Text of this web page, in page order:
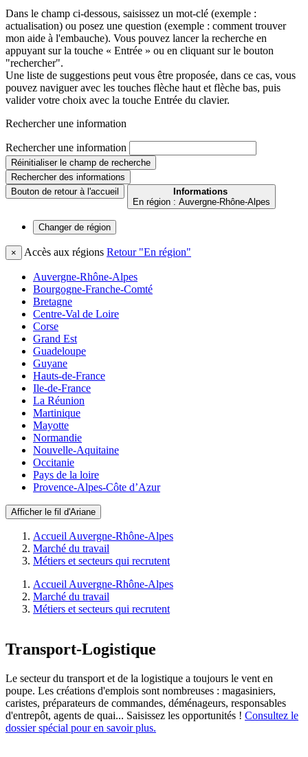
Dans le champ ci-dessous, saisissez un mot-clé (exemple :
actualisation) ou posez une question (exemple : comment trouver
mon aide à l'embauche). Vous pouvez lancer la recherche en
appuyant sur la touche « Entrée » ou en cliquant sur le bouton
"rechercher".
Une liste de suggestions peut vous être proposée, dans ce cas, vous
pouvez naviguer avec les touches flèche haut et flèche bas, puis
valider votre choix avec la touche Entrée du clavier.
Rechercher une information
Rechercher une information
Réinitialiser le champ de recherche
Rechercherdes informations
Bouton de retour à l'accueil
Informations
En région : Auvergne-Rhône-Alpes
Changer de région
× Accès aux régions Retour "En région"
Auvergne-Rhône-Alpes
Bourgogne-Franche-Comté
Bretagne
Centre-Val de Loire
Corse
Grand Est
Guadeloupe
Guyane
Hauts-de-France
Ile-de-France
La Réunion
Martinique
Mayotte
Normandie
Nouvelle-Aquitaine
Occitanie
Pays de la loire
Provence-Alpes-Côte d’Azur
Afficher le fil d'Ariane
Accueil Auvergne-Rhône-Alpes
Marché du travail
Métiers et secteurs qui recrutent
Accueil Auvergne-Rhône-Alpes
Marché du travail
Métiers et secteurs qui recrutent
Transport-Logistique
Le secteur du transport et de la logistique a toujours le vent en
poupe. Les créations d'emplois sont nombreuses : magasiniers,
caristes, préparateurs de commandes, déménageurs, responsables
d'entrepôt, agents de quai... Saisissez les opportunités ! Consultez le
dossier spécial pour en savoir plus.